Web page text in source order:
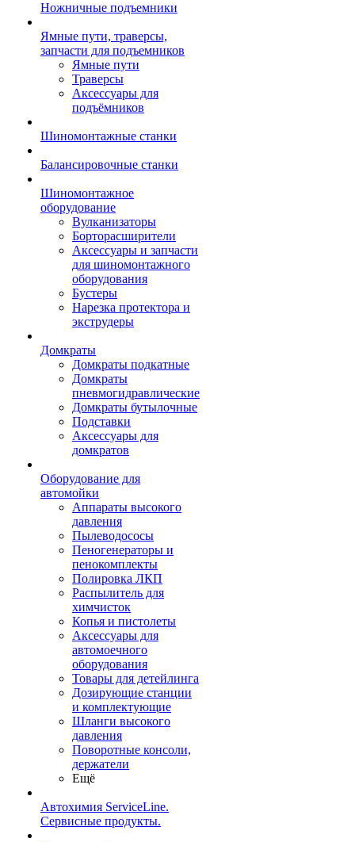
Ножничные подъемники
Ямные пути, траверсы,
запчасти для подъемников
Ямные пути
Траверсы
Аксессуары для
подъёмников
Шиномонтажные станки
Балансировочные станки
Шиномонтажное
оборудование
Вулканизаторы
Борторасширители
Аксессуары и запчасти
для шиномонтажного
оборудования
Бустеры
Нарезка протектора и
экструдеры
Домкраты
Домкраты подкатные
Домкраты
пневмогидравлические
Домкраты бутылочные
Подставки
Аксессуары для
домкратов
Оборудование для
автомойки
Аппараты высокого
давления
Пылеводососы
Пеногенераторы и
пенокомплекты
Полировка ЛКП
Распылитель для
химчисток
Копья и пистолеты
Аксессуары для
автомоечного
оборудования
Товары для детейлинга
Дозирующие станции
и комплектующие
Шланги высокого
давления
Поворотные консоли,
держатели
Ещё
Автохимия ServiceLine.
Сервисные продукты.